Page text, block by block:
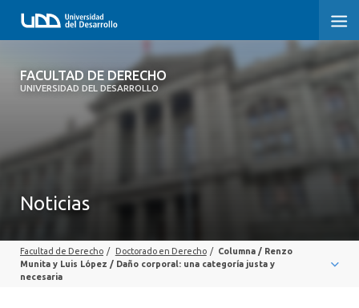
FACULTAD DE DERECHO
UNIVERSIDAD DEL DESARROLLO
FACULTAD DE DERECHO
SOBRE LA FACULTAD
PROFESORES
Noticias
Facultad de Derecho / Doctorado en Derecho / Columna / Renzo
Munita y Luis López / Daño corporal: una categoría justa y
necesaria